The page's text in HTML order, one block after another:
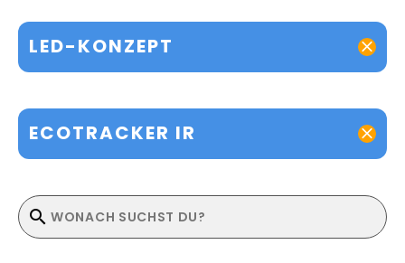
LED-KONZEPT
ECOTRACKER IR